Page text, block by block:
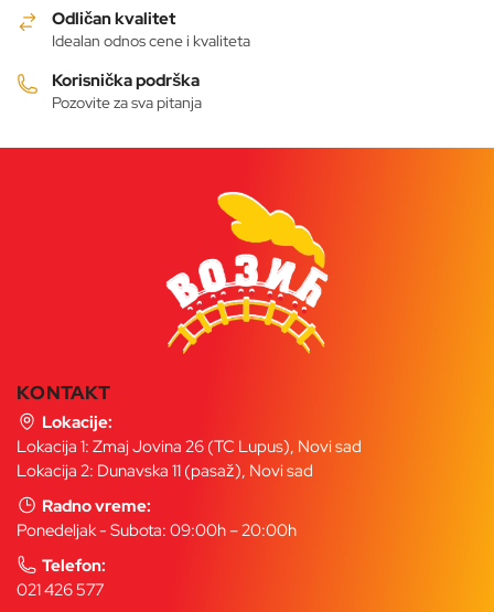
stranici
proizvoda.
Odličan kvalitet
Idealan odnos cene i kvaliteta
Korisnička podrška
Pozovite za sva pitanja
KONTAKT
Lokacije:
Lokacija 1: Zmaj Jovina 26 (TC Lupus), Novi sad
Lokacija 2: Dunavska 11 (pasaž), Novi sad
Radno vreme:
Ponedeljak - Subota: 09:00h – 20:00h
Telefon:
021 426 577